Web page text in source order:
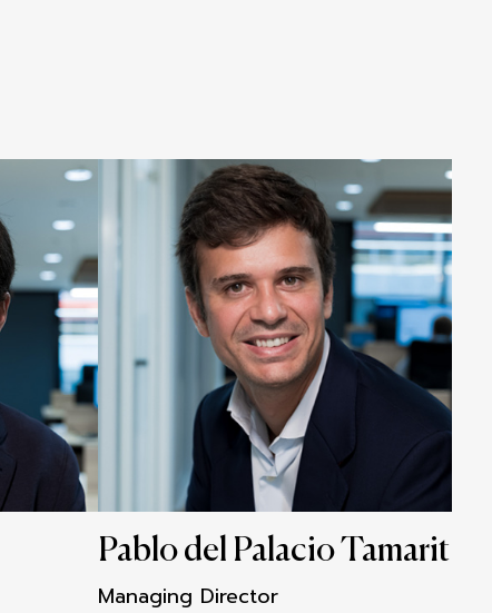
Pablo del Palacio Tamarit
Managing Director